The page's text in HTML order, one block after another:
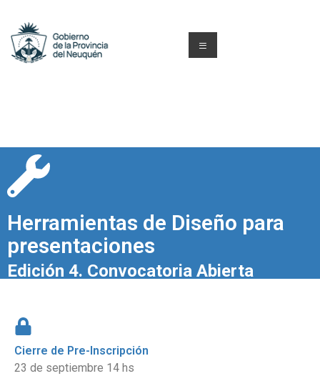
Herramientas de Diseño para
presentaciones
Edición 4. Convocatoria Abierta
Cierre de Pre-Inscripción
23 de septiembre 14 hs